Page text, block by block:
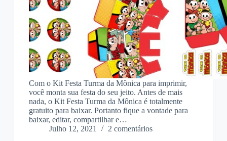
Com o Kit Festa Turma da Mônica para imprimir,
você monta sua festa do seu jeito. Antes de mais
nada, o Kit Festa Turma da Mônica é totalmente
gratuito para baixar. Portanto fique a vontade para
baixar, editar, compartilhar e…
Julho 12, 2021
2 comentários